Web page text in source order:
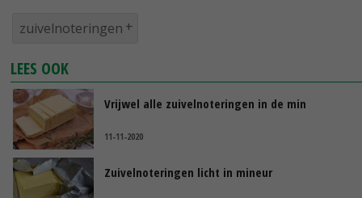
zuivelnoteringen
LEES OOK
Vrijwel alle zuivelnoteringen in de min
11-11-2020
Zuivelnoteringen licht in mineur